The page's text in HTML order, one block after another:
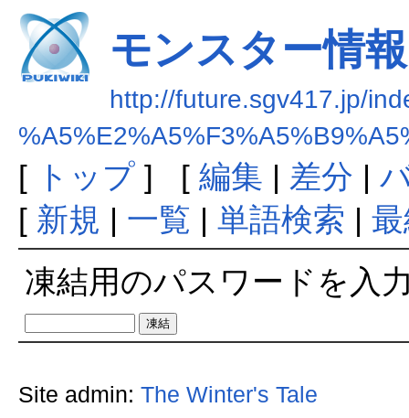
モンスター情
http://future.sgv417.jp/
[ トップ] [ 編集 | 差分 |
[ 新規 | 一覧 | 単語検索 |
凍結用のパスワードを入
Site admin: The Winter's Tale